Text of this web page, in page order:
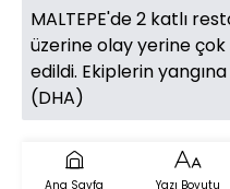
MALTEPE'de 2 katlı
üzerine olay yerine
edildi. Ekiplerin
(DHA)
Ana Sayfa Yazı Boyutu